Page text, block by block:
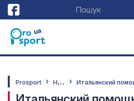
Prosport Н
овини